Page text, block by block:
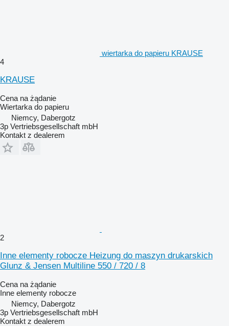
wiertarka do papieru KRAUSE
4
KRAUSE
Cena na żądanie
Wiertarka do papieru
Niemcy, Dabergotz
3p Vertriebsgesellschaft mbH
Kontakt z dealerem
2
Inne elementy robocze Heizung do maszyn drukarskich
Glunz & Jensen Multiline 550 / 720 / 8
Cena na żądanie
Inne elementy robocze
Niemcy, Dabergotz
3p Vertriebsgesellschaft mbH
Kontakt z dealerem